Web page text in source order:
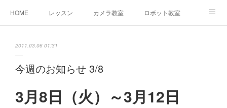
HOME レッスン カメラ教室 ロボット教室
2011.03.06 01:31
今週のお知らせ 3/8
3月8日（火）～3月12日